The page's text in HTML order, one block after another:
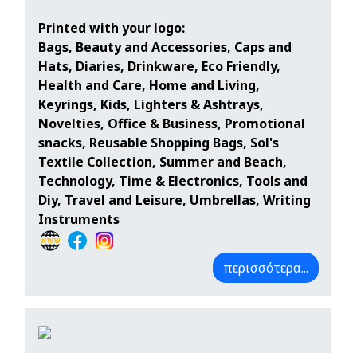
Printed with your logo:
Bags, Beauty and Accessories, Caps and
Hats, Diaries, Drinkware, Eco Friendly,
Health and Care, Home and Living,
Keyrings, Kids, Lighters & Ashtrays,
Novelties, Office & Business, Promotional
snacks, Reusable Shopping Bags, Sol's
Textile Collection, Summer and Beach,
Technology, Time & Electronics, Tools and
Diy, Travel and Leisure, Umbrellas, Writing
Instruments
περισσότερα...